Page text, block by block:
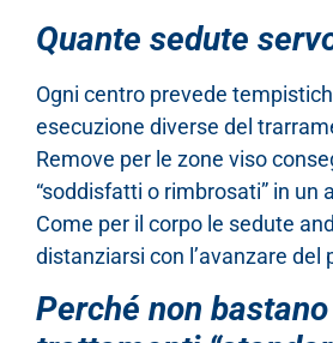
Quante sedute
Ogni centro prevede
esecuzione diverse del
Remove per le zone viso
“soddisfatti o rimbrosati” in un
Come per il corpo le sedute
distanziarsi con l’avanzare del
Perché non